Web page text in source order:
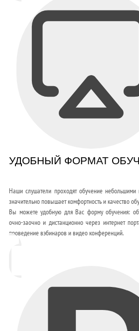
УДОБНЫЙ ФОРМАТ
Наши слушатели проходят обучение небольшими
значительно повышает комфортность и качество
Вы можете удобную для Вас форму обучения:
очно-заочно и дистанционно через интернет
проведение вэбинаров и видео конференций.